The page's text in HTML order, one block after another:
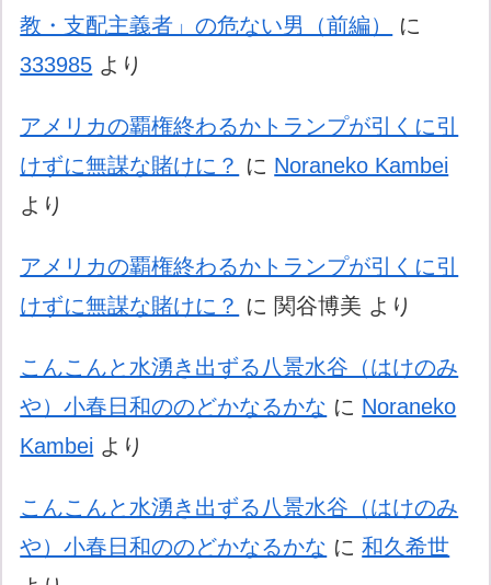
教・支配主義者」の危ない男（前編）
に
333985 より
アメリカの覇権終わるかトランプが引くに引
けずに無謀な賭けに？ に Noraneko Kambei
より
アメリカの覇権終わるかトランプが引くに引
けずに無謀な賭けに？ に 関谷博美 より
こんこんと水湧き出ずる八景水谷（はけのみ
や）小春日和ののどかなるかな に Noraneko
Kambei より
こんこんと水湧き出ずる八景水谷（はけのみ
や）小春日和ののどかなるかな に和久希世